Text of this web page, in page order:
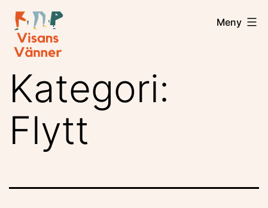
Hoppa
innehåll
Visansvanner Meny
Kategori:
Flytt